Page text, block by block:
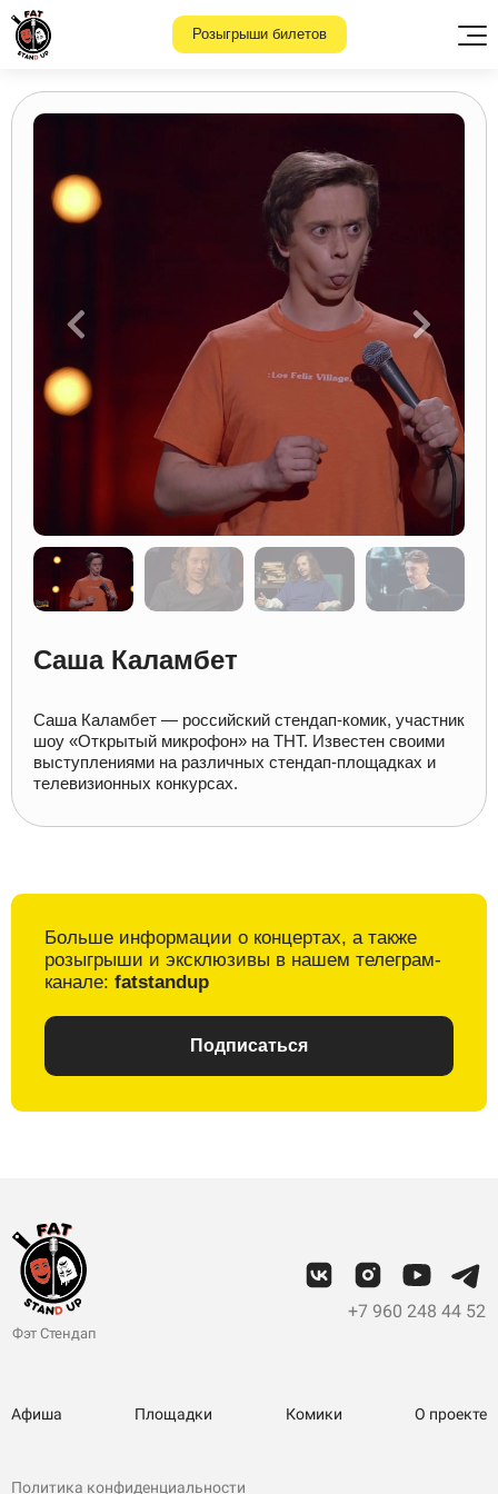
Розыгрыши билетов
Саша Каламбет
Саша Каламбет — российский стендап-комик, участник
шоу «Открытый микрофон» на ТНТ. Известен своими
выступлениями на различных стендап-площадках и
телевизионных конкурсах.
Больше информации о концертах, а также
розыгрыши и эксклюзивы в нашем телеграм-
канале: fatstandup
Подписаться
Фэт Стендап
+7 960 248 44 52
Афиша Площадки Комики О проекте
Политика конфиденциальности